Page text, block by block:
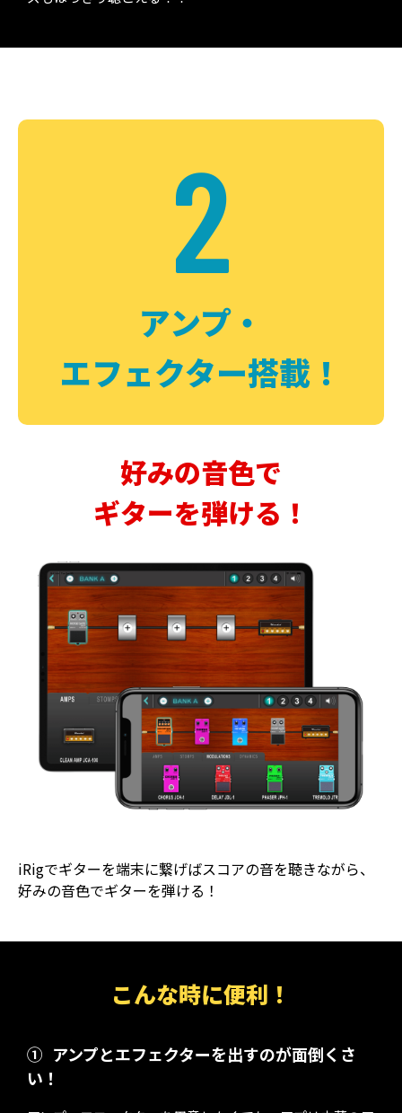
2
アンプ・
エフェクター搭載！
好みの音色で
ギターを弾ける！
iRigでギターを端末に繋げばスコアの音を聴きながら、
好みの音色でギターを弾ける！
こんな時に便利！
① アンプとエフェクターを出すのが面倒くさ
い！